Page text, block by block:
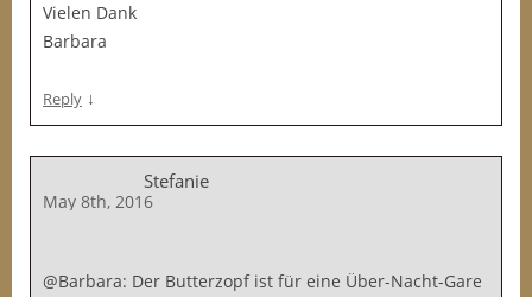
Vielen Dank
Barbara
Reply ↓
Stefanie
May 8th, 2016
@Barbara: Der Butterzopf ist für eine Über-Nacht-Gare